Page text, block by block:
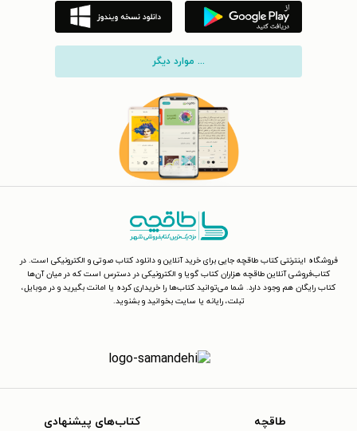
... موارد دیگر
فروشگاه اینترنتی کتاب طاقچه جایی برای خرید آنلاین و دانلود کتاب صوتی و الکترونیکی است. در
کتاب‌فروشی آنلاین طاقچه هزاران کتاب گویا و الکترونیکی در دسترس است که در میان آن‌ها
کتاب رایگان هم وجود دارد. شما می‌توانید کتاب‌ها را خریداری کرده یا امانت بگیرید و در موبایل،
تبلت، رایانه یا سایت بخوانید و بشنوید.
طاقچه کتاب‌های پیشنهادی